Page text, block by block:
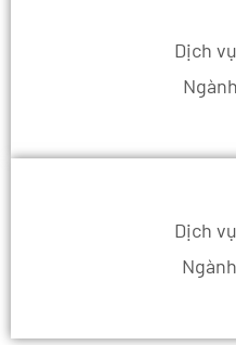
Dịch
Dịch